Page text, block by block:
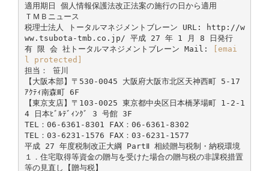
適用期日 個人情報保護法改正法案の施行の日から適用
ＴＭＢニュース
税理士法人 トータルマネジメントブレーン URL: http://w
ww.tsubota-tmb.co.jp/ 平成 27 年 1 月 8 日発行
有 限 会 社トータルマネジメントブレーン Mail:
[emai
l protected]
担当： 笹川
【大阪本部】〒530-0045 大阪府大阪市北区天神西町 5-17
ｱｸﾃｨ南森町 6F
【東京支店】〒103-0025 東京都中央区日本橋茅場町 1-2-1
4 日本ﾋﾞﾙﾃﾞｨﾝｸﾞ 3 号館 3F
TEL：06-6361-8301 FAX：06-6361-8302
TEL：03-6231-1576 FAX：03-6231-1577
平成 27 年度税制改正大綱 PartⅡ 相続贈与税制・納税環境
１．住宅取得等資金の贈与を受けた場合の贈与税の非課税措置
等の見直し【贈与税】